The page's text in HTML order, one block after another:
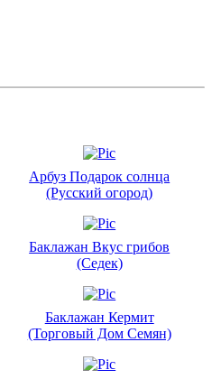
Арбуз Подарок солнца
(Русский огород)
Баклажан Вкус грибов
(Седек)
Баклажан Кермит
(Торговый Дом Семян)